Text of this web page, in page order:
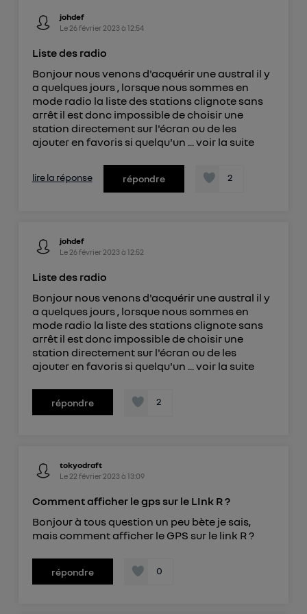
johdef
Le 26 février 2023 à 12:54
Liste des radio
Bonjour nous venons d'acquérir une austral il y
a quelques jours , lorsque nous sommes en
mode radio la liste des stations clignote sans
arrêt il est donc impossible de choisir une
station directement sur l'écran ou de les
ajouter en favoris si quelqu'un ...voir la suite
lire la réponse répondre 2
johdef
Le 26 février 2023 à 12:52
Liste des radio
Bonjour nous venons d'acquérir une austral il y
a quelques jours , lorsque nous sommes en
mode radio la liste des stations clignote sans
arrêt il est donc impossible de choisir une
station directement sur l'écran ou de les
ajouter en favoris si quelqu'un ...voir la suite
répondre 2
tokyodraft
Le 22 février 2023 à 13:09
Comment afficher le gps sur le LInk R ?
Bonjour à tous question un peu bète je sais,
mais comment afficher le GPS sur le link R ?
répondre 0